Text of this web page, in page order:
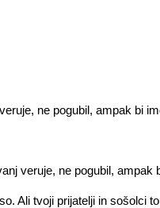
ne pogubil, ampak bi
veruje, ne pogubil, ampak
Ali tvoji prijatelji in sošolci